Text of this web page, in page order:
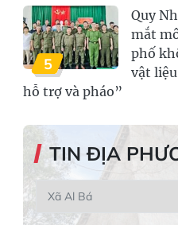
5
Quy
mắt
phố
vật
hỗ trợ và pháo”
TIN ĐỊA